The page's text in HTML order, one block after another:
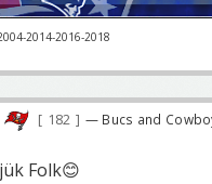
2014-2016-2018
182
— Bucs and
Folk😊